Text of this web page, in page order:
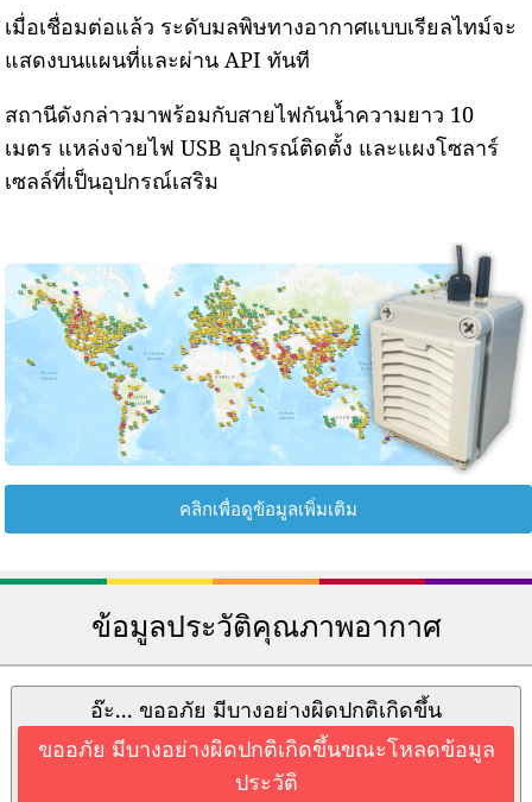
เมื่อเชื่อมต่อแล้ว ระดับมลพิษทางอากาศแบบเรียลไทม์จะ
แสดงบนแผนที่และผ่าน API ทันที
สถานีดังกล่าวมาพร้อมกับสายไฟกันน้ำความยาว 10
เมตร แหล่งจ่ายไฟ USB อุปกรณ์ติดตั้ง และแผงโซลาร์
เซลล์ที่เป็นอุปกรณ์เสริม
คลิกเพื่อดูข้อมูลเพิ่มเติม
ข้อมูลประวัติคุณภาพอากาศ
อ๊ะ... ขออภัย มีบางอย่างผิดปกติเกิดขึ้น
ขออภัย มีบางอย่างผิดปกติเกิดขึ้นขณะโหลดข้อมูล
ประวัติ